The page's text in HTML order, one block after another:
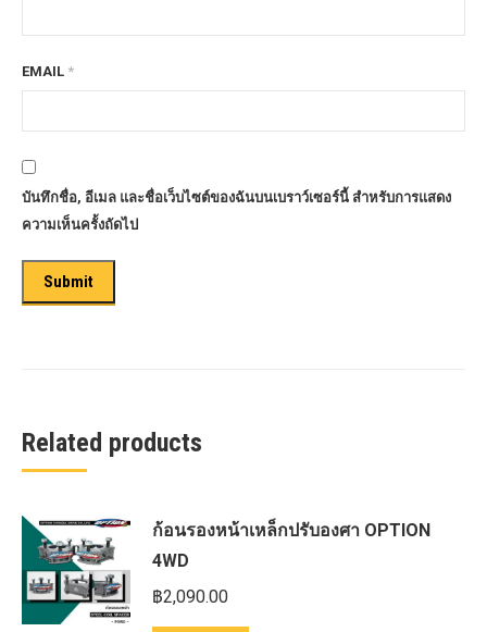
EMAIL *
บันทึกชื่อ, อีเมล และชื่อเว็บไซต์ของฉันบนเบราว์เซอร์นี้ สำหรับการแสดง
ความเห็นครั้งถัดไป
Related products
ก้อนรองหน้าเหล็กปรับองศา OPTION
4WD
฿2,090.00